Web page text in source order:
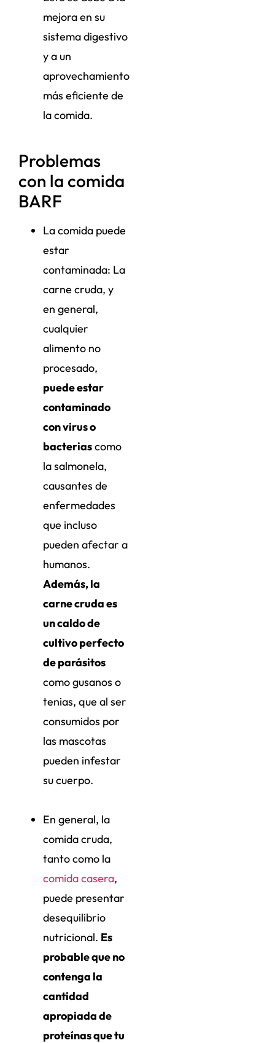
mejora en su
sistema digestivo
y a un
aprovechamiento
más eficiente de
la comida.
Problemas
con la comida
BARF
La comida puede
estar
contaminada: La
carne cruda, y
en general,
cualquier
alimento no
procesado,
puede estar
contaminado
con virus o
bacteriascomo
la salmonela,
causantes de
enfermedades
que incluso
pueden afectar a
humanos.
Además, la
carne cruda es
un caldo de
cultivo perfecto
de parásitos
como gusanos o
tenias, que al ser
consumidos por
las mascotas
pueden infestar
su cuerpo.
En general, la
comida cruda,
tanto como la
comida casera,
puede presentar
desequilibrio
nutricional. Es
probable que no
contenga la
cantidad
apropiada de
proteínas que tu